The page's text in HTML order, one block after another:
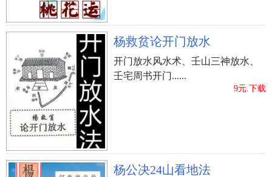
杨救贫论开门放水
开门放水风水术、壬山三神放水、
壬宅周书开门......
9元.下载
杨公决24山看地法